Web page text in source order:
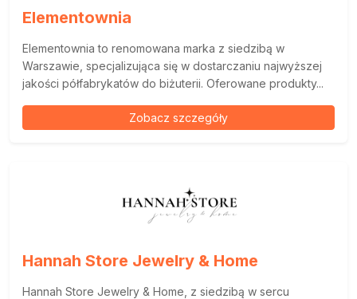
Elementownia
Elementownia to renomowana marka z siedzibą w
Warszawie, specjalizująca się w dostarczaniu najwyższej
jakości półfabrykatów do biżuterii. Oferowane produkty...
Zobacz szczegóły
Hannah Store Jewelry & Home
Hannah Store Jewelry & Home, z siedzibą w sercu